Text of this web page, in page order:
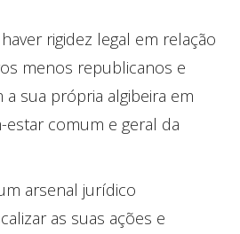
rigidez legal em relação
menos republicanos e
sua própria algibeira em
comum e geral da
arsenal jurídico
as suas ações e